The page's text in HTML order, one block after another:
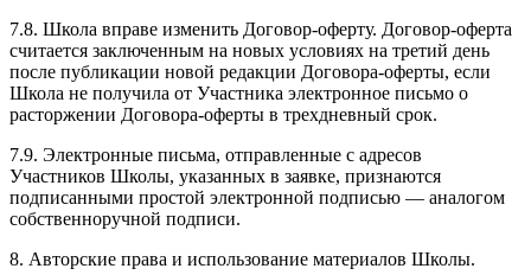
7.8. Школа вправе изменить Договор-оферту. Договор-оферта
считается заключенным на новых условиях на третий день
после публикации новой редакции Договора-оферты, если
Школа не получила от Участника электронное письмо о
расторжении Договора-оферты в трехдневный срок.
7.9. Электронные письма, отправленные с адресов
Участников Школы, указанных в заявке, признаются
подписанными простой электронной подписью — аналогом
собственноручной подписи.
8. Авторские права и использование материалов Школы.